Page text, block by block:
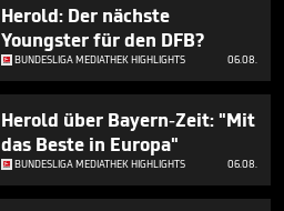
Herold: Der nächste
Youngster für den DFB?
BUNDESLIGA MEDIATHEK HIGHLIGHTS 06.08.
Herold über Bayern-Zeit: "Mit
das Beste in Europa"
BUNDESLIGA MEDIATHEK HIGHLIGHTS 06.08.